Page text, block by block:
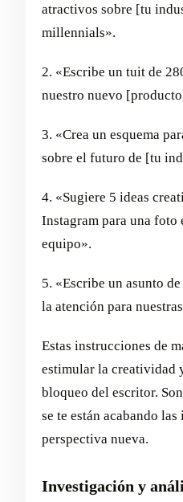
atractivos sobre [tu
millennials».
2. «Escribe un tuit de
nuestro nuevo
3. «Crea un esquema
sobre el futuro de [tu
4. «Sugiere 5 ideas
Instagram para una foto
equipo».
5. «Escribe un asunto
la atención para
Estas instrucciones de
estimular la creatividad
bloqueo del escritor.
se te están acabando las
perspectiva nueva.
Investigación y